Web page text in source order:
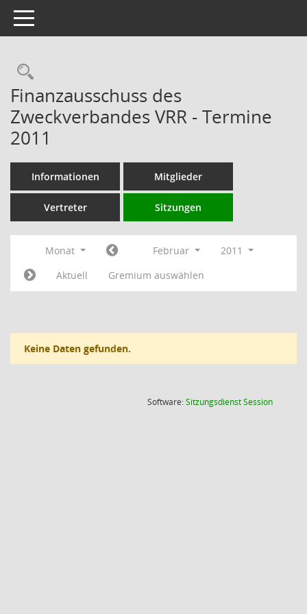
Toggle navigation
Rechercheauswahl
Finanzausschuss des
Zweckverbandes VRR - Termine
2011
Informationen Mitglieder
Vertreter Sitzungen
Monat Februar
2011
Aktuell
Gremium auswählen
Keine Daten gefunden.
Software:SitzungsdienstSession(Wird in